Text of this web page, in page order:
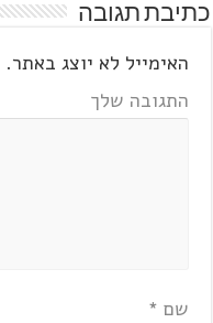
כתיבת תגובה
האימייל לא יוצג באתר.
התגובה שלך
שם *